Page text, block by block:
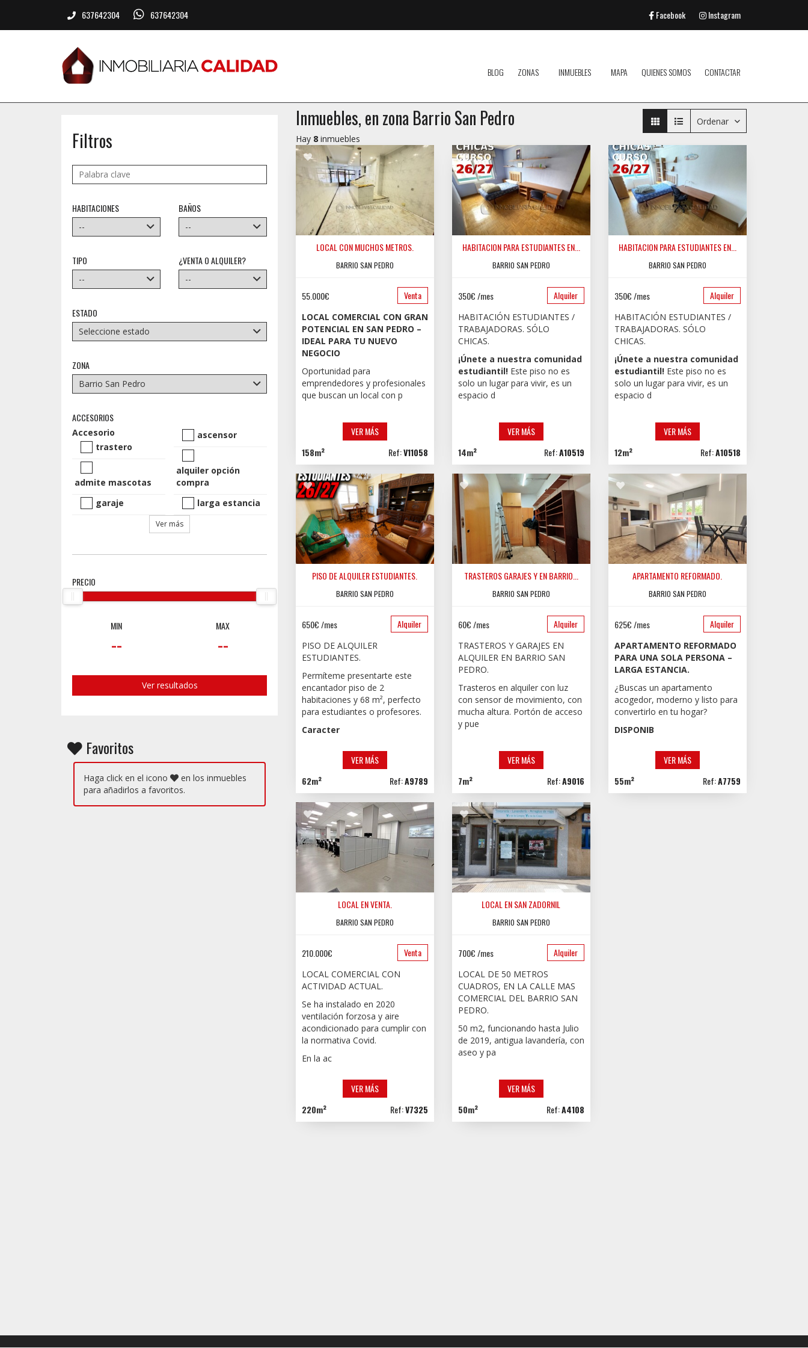
637642304 637642304 Facebook Instagram
BLOG ZONAS INMUEBLES MAPA QUIENES SOMOS CONTACTAR
Filtros
HABITACIONES BAÑOS
TIPO ¿VENTA O ALQUILER?
ESTADO
ZONA
ACCESORIOS
Accesorio
trastero
admite mascotas
garaje
ascensor
alquiler opción
compra
larga estancia
Ver más
PRECIO
MIN
--
MAX
--
Ver resultados
Favoritos
Haga click en el icono
en los inmuebles
para añadirlos a favoritos.
Inmuebles, en zona Barrio San Pedro
Hay 8 inmuebles
Ordenar
LOCAL CON MUCHOS METROS.
BARRIO SAN PEDRO
55.000€ Venta
LOCAL COMERCIAL CON GRAN
POTENCIAL EN SAN PEDRO –
IDEAL PARA TU NUEVO
NEGOCIO
Oportunidad para
emprendedores y profesionales
que buscan un local con p
VER MÁS
158m²
Ref:V11058
HABITACION PARA ESTUDIANTES EN...
BARRIO SAN PEDRO
350€ /mes Alquiler
HABITACIÓN ESTUDIANTES /
TRABAJADORAS. SÓLO
CHICAS.
¡Únete a nuestra comunidad
estudiantil!Este piso no es
solo un lugar para vivir, es un
espacio d
VER MÁS
14m²
Ref:A10519
HABITACION PARA ESTUDIANTES EN...
BARRIO SAN PEDRO
350€ /mes Alquiler
HABITACIÓN ESTUDIANTES /
TRABAJADORAS. SÓLO
CHICAS.
¡Únete a nuestra comunidad
estudiantil!Este piso no es
solo un lugar para vivir, es un
espacio d
VER MÁS
12m²
Ref:A10518
PISO DE ALQUILER ESTUDIANTES.
BARRIO SAN PEDRO
650€ /mes Alquiler
PISO DE ALQUILER
ESTUDIANTES.
Permíteme presentarte este
encantador piso de 2
habitaciones y 68 m², perfecto
para estudiantes o profesores.
Caracter
VER MÁS
62m²
Ref:A9789
TRASTEROS GARAJES Y EN BARRIO...
BARRIO SAN PEDRO
60€ /mes Alquiler
TRASTEROS Y GARAJES EN
ALQUILER EN BARRIO SAN
PEDRO.
Trasteros en alquiler con luz
con sensor de movimiento, con
mucha altura. Portón de acceso
y pue
VER MÁS
7m²
Ref:A9016
APARTAMENTO REFORMADO.
BARRIO SAN PEDRO
625€ /mes Alquiler
APARTAMENTO REFORMADO
PARA UNA SOLA PERSONA –
LARGA ESTANCIA.
¿Buscas un apartamento
acogedor, moderno y listo para
convertirlo en tu hogar?
DISPONIB
VER MÁS
55m²
Ref:A7759
LOCAL EN VENTA.
BARRIO SAN PEDRO
210.000€ Venta
LOCAL COMERCIAL CON
ACTIVIDAD ACTUAL.
Se ha instalado en 2020
ventilación forzosa y aire
acondicionado para cumplir con
la normativa Covid.
En la ac
VER MÁS
220m²
Ref:V7325
LOCAL EN SAN ZADORNIL
BARRIO SAN PEDRO
700€ /mes Alquiler
LOCAL DE 50 METROS
CUADROS, EN LA CALLE MAS
COMERCIAL DEL BARRIO SAN
PEDRO.
50 m2, funcionando hasta Julio
de 2019, antigua lavandería, con
aseo y pa
VER MÁS
50m²
Ref:A4108